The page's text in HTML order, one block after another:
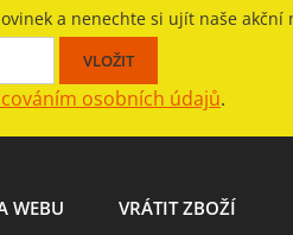
a nenechte si ujít naše akční
osobních údajů.
WEBU VRÁTIT ZBOŽÍ